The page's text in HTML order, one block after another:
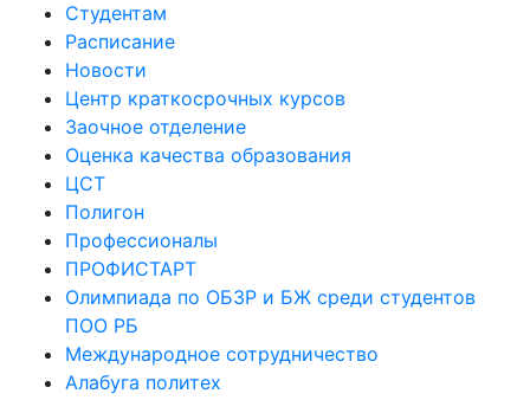
Студентам
Расписание
Новости
Центр краткосрочных курсов
Заочное отделение
Оценка качества образования
ЦСТ
Полигон
Профессионалы
ПРОФИСТАРТ
Олимпиада по ОБЗР и БЖ среди студентов
ПОО РБ
Международное сотрудничество
Алабуга политех